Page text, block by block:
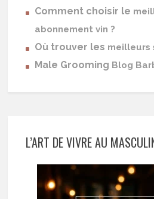
Comment choisir le
abonnement vin ?
Où trouver les meilleurs
Male Grooming Blog
L’ART DE VIVRE AU